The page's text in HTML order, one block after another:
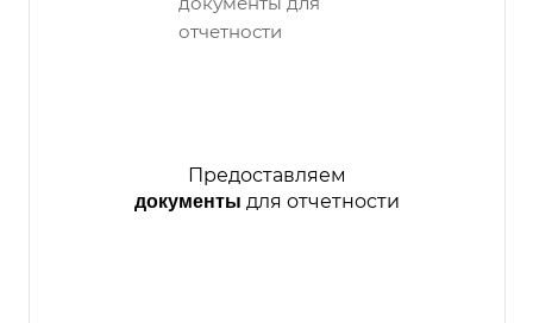
Предоставляем
документы для отчетности